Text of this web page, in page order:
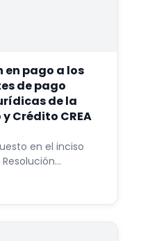
pago a los
de pago
de la
Crédito CREA
en el inciso